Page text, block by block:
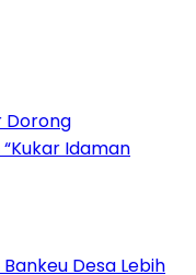
Dorong
Idaman
Desa Lebih